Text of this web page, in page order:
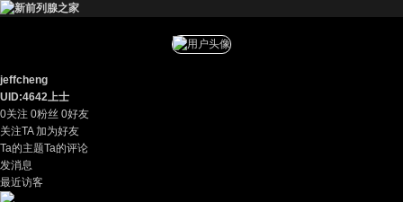
jeffcheng
UID:4642上士
0关注 0粉丝 0好友
关注TA 加为好友
Ta的主题Ta的评论
发消息
最近访客